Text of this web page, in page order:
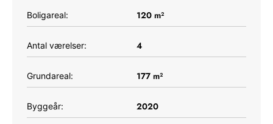
Boligareal: 120 m²
Antal værelser: 4
Grundareal: 177 m²
Byggeår: 2020